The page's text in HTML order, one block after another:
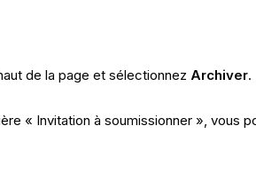
de la page et sélectionnez Archiver.
« Invitation à soumissionner », vous